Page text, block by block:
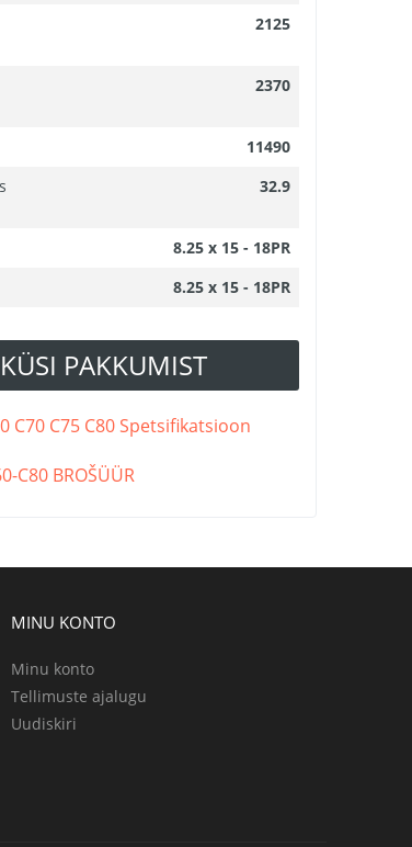
2125
2370
11490
32.9
8.25 x 15 - 18PR
8.25 x 15 - 18PR
KÜSI PAKKUMIST
C70 C75 C80 Spetsifikatsioon
C80 BROŠÜÜR
MINU KONTO
Minu konto
Tellimuste ajalugu
Uudiskiri